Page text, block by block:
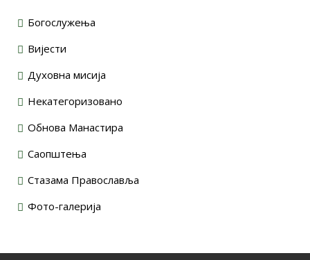
Богослужења
Вијести
Духовна мисија
Некатегоризовано
Обнова Манастира
Саопштења
Стазама Православља
Фото-галерија